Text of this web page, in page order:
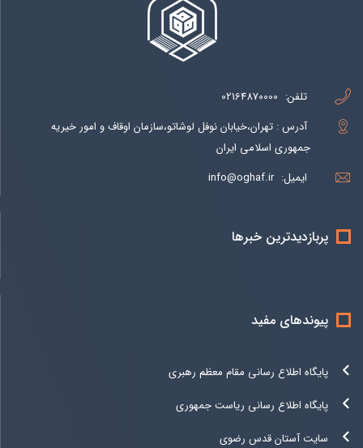
تلفن: 02164870000
آدرس : تهران،خیابان نوفل لوشاتو،سازمان اوقاف و امور خیریه
جمهوری اسلامی ایران
ایمیل: info@oghaf.ir
پربازدیدترین خبرها
پیوندهای مفید
پایگاه اطلاع رسانی مقام معظم رهبری
پایگاه اطلاع رسانی ریاست جمهوری
سایت آستان قدس رضوی